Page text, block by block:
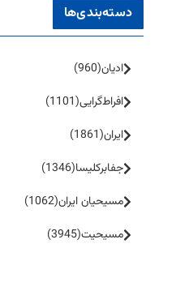
دسته‌بندی‌ها
ادیان(960)
افراط‌گرایی(1101)
ایران(1861)
جفا‌بر‌کلیسا(1346)
مسیحیان ایران(1062)
مسیحیت(3945)